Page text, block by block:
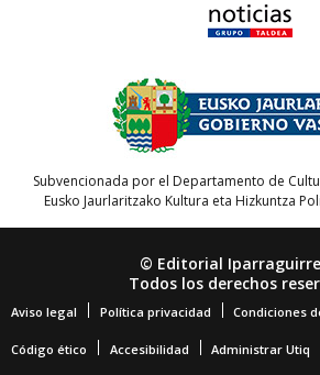
Subvencionada por el Departamento de
Eusko Jaurlaritzako Kultura eta Hizkuntza
© Editorial
Todos los derechos
Aviso legal Política privacidad Condiciones
Código ético Accesibilidad Administrar Utiq